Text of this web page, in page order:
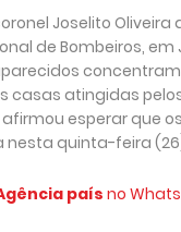
Joselito Oliveira
de Bombeiros, em
casas atingidas
esperar que
nesta quinta-feira
país no